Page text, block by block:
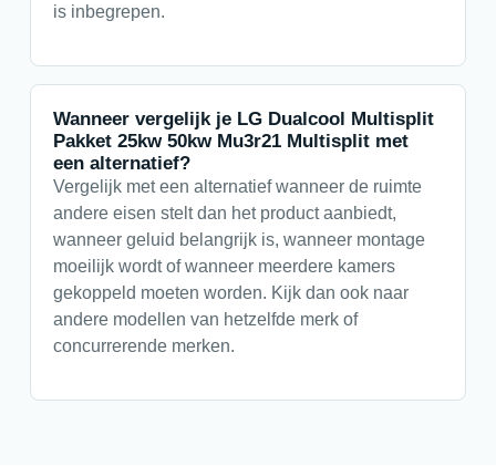
is inbegrepen.
Wanneer vergelijk je LG Dualcool Multisplit
Pakket 25kw 50kw Mu3r21 Multisplit met
een alternatief?
Vergelijk met een alternatief wanneer de ruimte
andere eisen stelt dan het product aanbiedt,
wanneer geluid belangrijk is, wanneer montage
moeilijk wordt of wanneer meerdere kamers
gekoppeld moeten worden. Kijk dan ook naar
andere modellen van hetzelfde merk of
concurrerende merken.